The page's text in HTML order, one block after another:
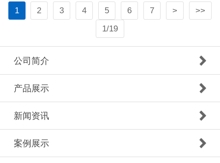
1 2 3 4 5 6 7 >
>>
1/19
公司简介
产品展示
新闻资讯
案例展示